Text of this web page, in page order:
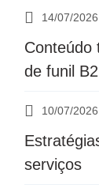
14/07/2026
Conteúdo
de funil
10/07/2026
serviços